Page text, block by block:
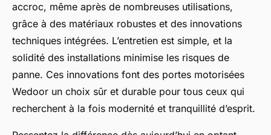
accroc, même après de nombreuses utilisations,
grâce à des matériaux robustes et des innovations
techniques intégrées. L’entretien est simple, et la
solidité des installations minimise les risques de
panne. Ces innovations font des portes motorisées
Wedoor un choix sûr et durable pour tous ceux qui
recherchent à la fois modernité et tranquillité d’esprit.